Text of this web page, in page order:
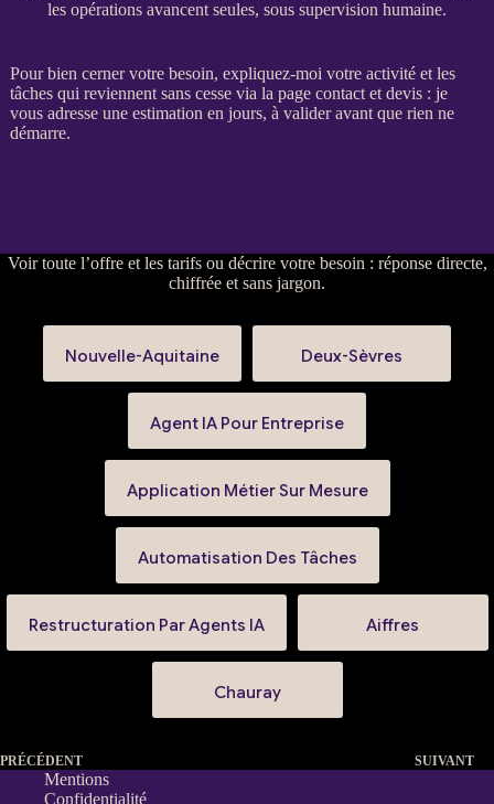
les opérations avancent seules, sous supervision humaine.
Pour bien cerner votre besoin, expliquez-moi votre activité et les
tâches qui reviennent sans cesse via la page contact et devis: je
vous adresse une estimation en jours, à valider avant que rien ne
démarre.
Voirtoute l’offre et les tarifsou décrire votre besoin : réponse directe,
chiffrée et sans jargon.
Nouvelle-Aquitaine Deux-Sèvres
Agent IA Pour Entreprise
Application Métier Sur Mesure
Automatisation Des Tâches
Restructuration Par Agents IA Aiffres
Chauray
PRÉCÉDENT SUIVANT
Mentions
Confidentialité